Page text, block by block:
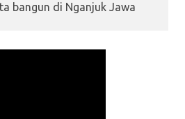
bangun di Nganjuk Jawa